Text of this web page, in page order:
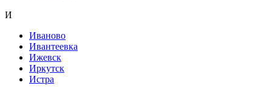
И
Иваново
Ивантеевка
Ижевск
Иркутск
Истра